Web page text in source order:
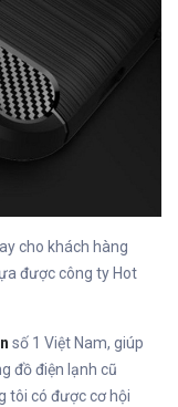
cho khách hàng
được công ty Hot
số 1 Việt Nam, giúp
đồ điện lạnh cũ
tôi có được cơ hội